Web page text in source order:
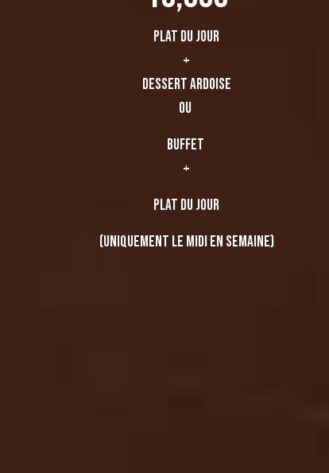
Plat du jour
+
DESSERT ARDOISE
OU
Buffet
+
Plat du jour
(uniquement le midi en semaine)